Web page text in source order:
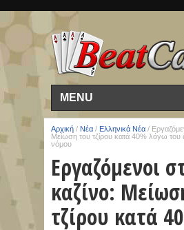
MENU
Αρχική / Νέα / Ελληνικά Νέα /
Μείωση του τζίρου κατά 40% λόγω του
νόμου
Εργαζόμενοι
καζίνο:
τζίρου κατά